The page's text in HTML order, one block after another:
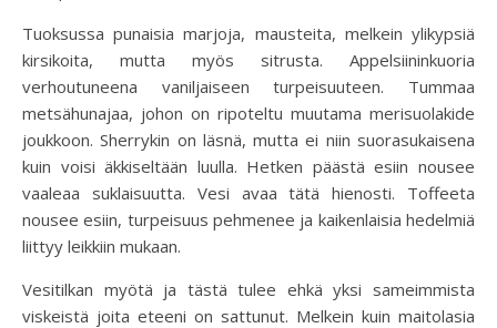
Tuoksussa punaisia marjoja, mausteita, melkein ylikypsiä
kirsikoita, mutta myös sitrusta. Appelsiininkuoria
verhoutuneena vaniljaiseen turpeisuuteen. Tummaa
metsähunajaa, johon on ripoteltu muutama merisuolakide
joukkoon. Sherrykin on läsnä, mutta ei niin suorasukaisena
kuin voisi äkkiseltään luulla. Hetken päästä esiin nousee
vaaleaa suklaisuutta. Vesi avaa tätä hienosti. Toffeeta
nousee esiin, turpeisuus pehmenee ja kaikenlaisia hedelmiä
liittyy leikkiin mukaan.
Vesitilkan myötä ja tästä tulee ehkä yksi sameimmista
viskeistä joita eteeni on sattunut. Melkein kuin maitolasia